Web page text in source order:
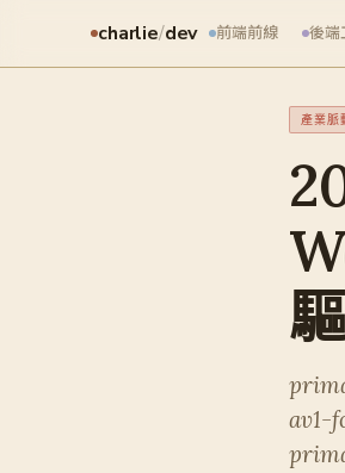
charlie/dev 前端前線 後端
產業脈
av1-